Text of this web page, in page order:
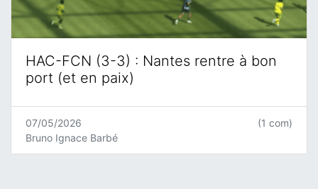
HAC-FCN (3-3) : Nantes rentre à bon
port (et en paix)
07/05/2026
Bruno Ignace Barbé
(1 com)